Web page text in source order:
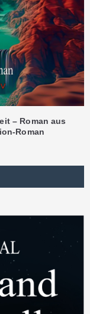
– Roman aus
Roman